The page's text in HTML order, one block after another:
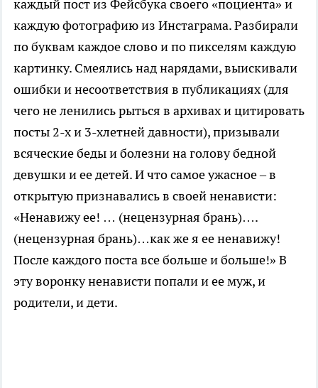
каждый пост из Фейсбука своего «поциента» и
каждую фотографию из Инстаграма. Разбирали
по буквам каждое слово и по пикселям каждую
картинку. Смеялись над нарядами, выискивали
ошибки и несоответствия в публикациях (для
чего не ленились рыться в архивах и цитировать
посты 2-х и 3-хлетней давности), призывали
всяческие беды и болезни на голову бедной
девушки и ее детей. И что самое ужасное – в
открытую признавались в своей ненависти:
«Ненавижу ее! … (нецензурная брань)….
(нецензурная брань)…как же я ее ненавижу!
После каждого поста все больше и больше!» В
эту воронку ненависти попали и ее муж, и
родители, и дети.